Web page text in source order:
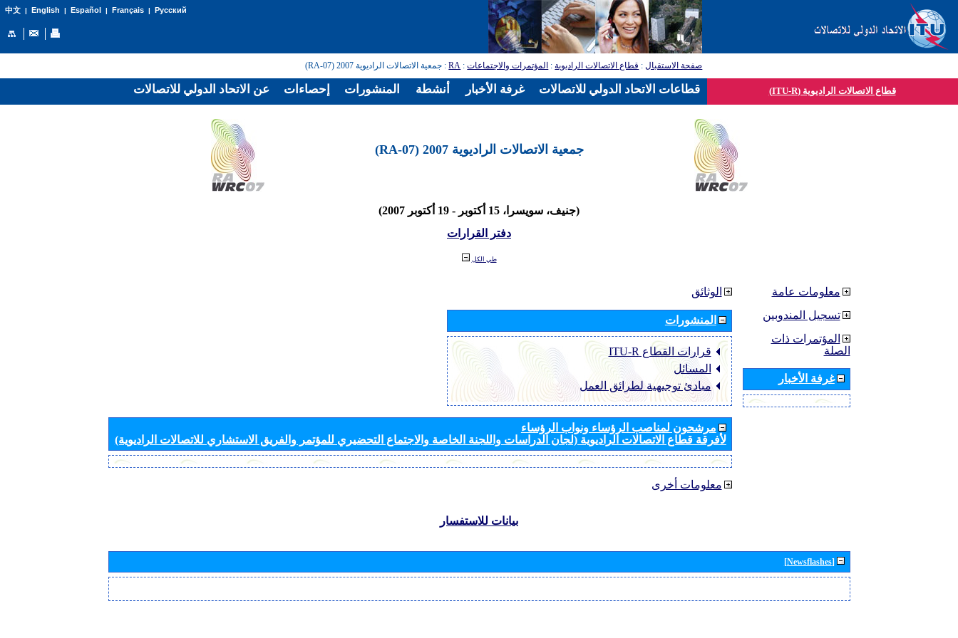
中文| English | Español | Français| Русский
صفحة الاستقبال: قطاع الاتصالات الراديوية: المؤتمرات والاجتماعات:
RA: جمعية الاتصالات الراديوية 2007 (RA-07)
قطاع الاتصالات الراديوية (ITU-R)
جمعية الاتصالات الراديوية 2007 (RA-07)
(جنيف، سويسرا، 15 أكتوبر - 19 أكتوبر 2007)
دفتر القرارات
طي الكل
الوثائق
المنشورات
قرارات القطاع ‏ITU-R
المسائل
مبادئ توجيهية لطرائق العمل
مرشحون لمناصب الرؤساء ونواب الرؤساء
لأفرقة قطاع الاتصالات الراديوية (لجان الدراسات واللجنة الخاصة والاجتماع التحضيري للمؤتمر والفريق الاستشاري للاتصالات الراديوية)
معلومات أخرى
معلومات عامة
تسجيل المندوبين
المؤتمرات ذات
الصلة
غرفة الأخبار
بيانات للاستفسار
[Newsflashes]
عن الاتحاد الدولي للاتصالات إحصاءات المنشورات أنشطة غرفة الأخبار قطاعات الاتحاد الدولي للاتصالات